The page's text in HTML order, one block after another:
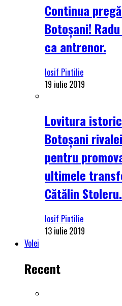
Continua
Botoșani!
ca antrenor.
Iosif Pintilie
19 iulie 2019
Lovitura
Botoșani
pentru
ultimele
Cătălin Stoleru.
Iosif Pintilie
13 iulie 2019
Volei
Recent